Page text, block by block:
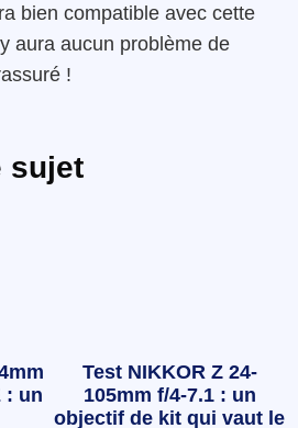
bien compatible avec cette
aura aucun problème de
!
sujet
: un
Test NIKKOR Z 24-
105mm f/4-7.1 : un
objectif de kit qui vaut le